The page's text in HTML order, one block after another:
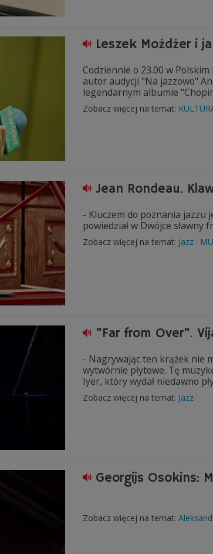
Leszek Możdżer i
Codziennie o 23.00 w
autor audycji "Na jazzowo"
legendarnym albumie
Zobacz więcej na temat:
Jean Rondeau.
- Kluczem do poznania jazzu
powiedział w Dwójce sławny
Zobacz więcej na temat: Jazz
"Far from Over".
- Nagrywając ten krążek nie
wytwórnie płytowe. Tę
Iyer, który wydał niedawno
Zobacz więcej na temat: Jazz
Georgijs Osokins:
Zobacz więcej na temat: